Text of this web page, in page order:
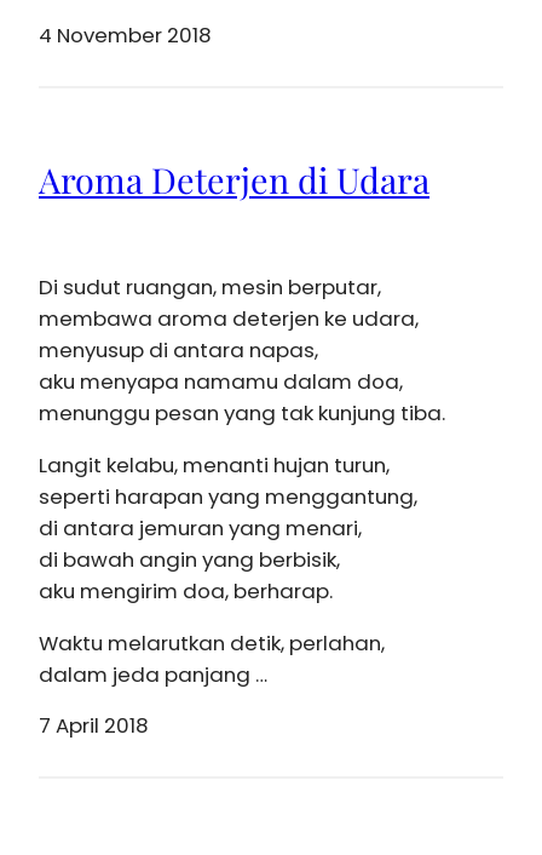
4 November 2018
Aroma Deterjen di Udara
Di sudut ruangan, mesin berputar,
membawa aroma deterjen ke udara,
menyusup di antara napas,
aku menyapa namamu dalam doa,
menunggu pesan yang tak kunjung tiba.
Langit kelabu, menanti hujan turun,
seperti harapan yang menggantung,
di antara jemuran yang menari,
di bawah angin yang berbisik,
aku mengirim doa, berharap.
Waktu melarutkan detik, perlahan,
dalam jeda panjang …
7 April 2018